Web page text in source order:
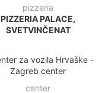
pizzeria
PIZZERIA PALACE,
SVETVINČENAT
center